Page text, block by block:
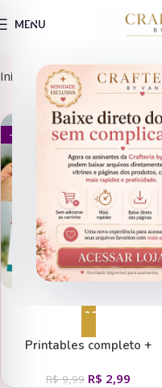
MENU
Início Porta Chá
ARQUIVOS DE CORTE
- 70%
Adicionar ao carrinho
Printables completo +
Enfermagem (Telma Contel)
R$9,99 R$ 2,99